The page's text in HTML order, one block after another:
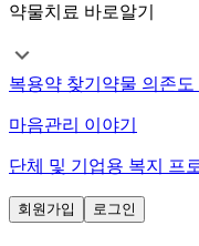
약물치료 바로알기
복용약 찾기 약물 의존도
마음관리 이야기
단체 및 기업용 복지 프
회원가입 로그인